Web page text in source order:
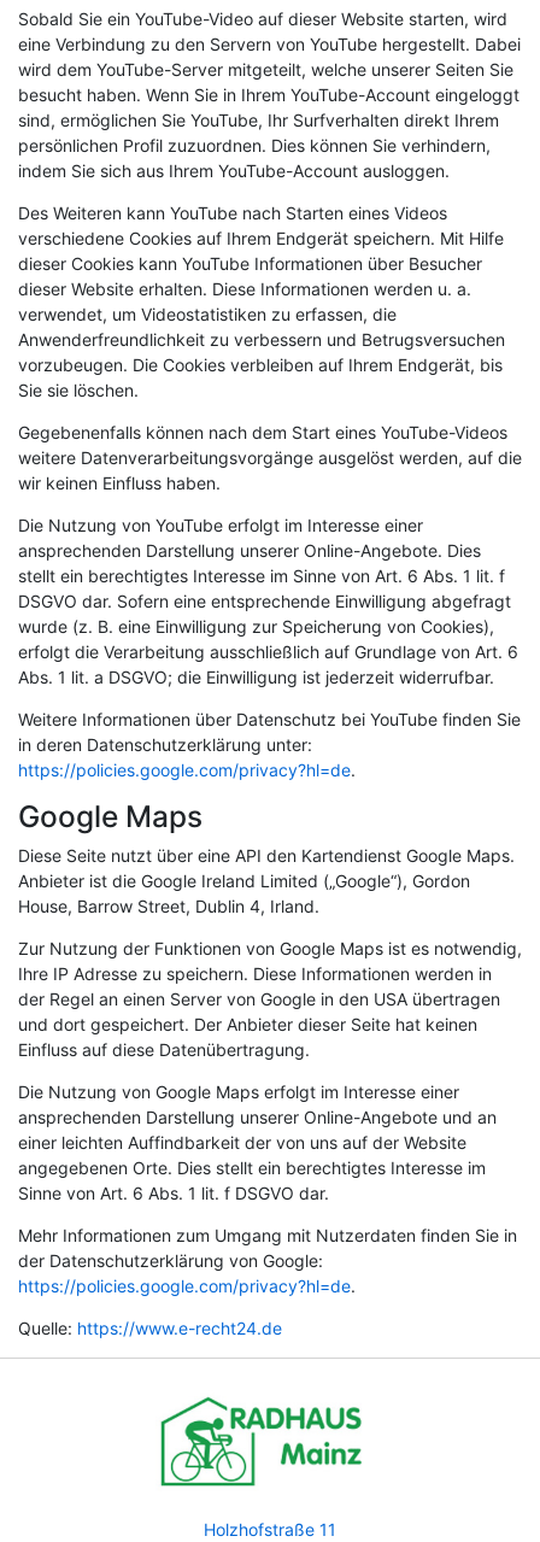
Sobald Sie ein YouTube-Video auf dieser Website starten, wird
eine Verbindung zu den Servern von YouTube hergestellt. Dabei
wird dem YouTube-Server mitgeteilt, welche unserer Seiten Sie
besucht haben. Wenn Sie in Ihrem YouTube-Account eingeloggt
sind, ermöglichen Sie YouTube, Ihr Surfverhalten direkt Ihrem
persönlichen Profil zuzuordnen. Dies können Sie verhindern,
indem Sie sich aus Ihrem YouTube-Account ausloggen.
Des Weiteren kann YouTube nach Starten eines Videos
verschiedene Cookies auf Ihrem Endgerät speichern. Mit Hilfe
dieser Cookies kann YouTube Informationen über Besucher
dieser Website erhalten. Diese Informationen werden u. a.
verwendet, um Videostatistiken zu erfassen, die
Anwenderfreundlichkeit zu verbessern und Betrugsversuchen
vorzubeugen. Die Cookies verbleiben auf Ihrem Endgerät, bis
Sie sie löschen.
Gegebenenfalls können nach dem Start eines YouTube-Videos
weitere Datenverarbeitungsvorgänge ausgelöst werden, auf die
wir keinen Einfluss haben.
Die Nutzung von YouTube erfolgt im Interesse einer
ansprechenden Darstellung unserer Online-Angebote. Dies
stellt ein berechtigtes Interesse im Sinne von Art. 6 Abs. 1 lit. f
DSGVO dar. Sofern eine entsprechende Einwilligung abgefragt
wurde (z. B. eine Einwilligung zur Speicherung von Cookies),
erfolgt die Verarbeitung ausschließlich auf Grundlage von Art. 6
Abs. 1 lit. a DSGVO; die Einwilligung ist jederzeit widerrufbar.
Weitere Informationen über Datenschutz bei YouTube finden Sie
in deren Datenschutzerklärung unter:
https://policies.google.com/privacy?hl=de.
Google Maps
Diese Seite nutzt über eine API den Kartendienst Google Maps.
Anbieter ist die Google Ireland Limited („Google“), Gordon
House, Barrow Street, Dublin 4, Irland.
Zur Nutzung der Funktionen von Google Maps ist es notwendig,
Ihre IP Adresse zu speichern. Diese Informationen werden in
der Regel an einen Server von Google in den USA übertragen
und dort gespeichert. Der Anbieter dieser Seite hat keinen
Einfluss auf diese Datenübertragung.
Die Nutzung von Google Maps erfolgt im Interesse einer
ansprechenden Darstellung unserer Online-Angebote und an
einer leichten Auffindbarkeit der von uns auf der Website
angegebenen Orte. Dies stellt ein berechtigtes Interesse im
Sinne von Art. 6 Abs. 1 lit. f DSGVO dar.
Mehr Informationen zum Umgang mit Nutzerdaten finden Sie in
der Datenschutzerklärung von Google:
https://policies.google.com/privacy?hl=de.
Quelle: https://www.e-recht24.de
Holzhofstraße 11